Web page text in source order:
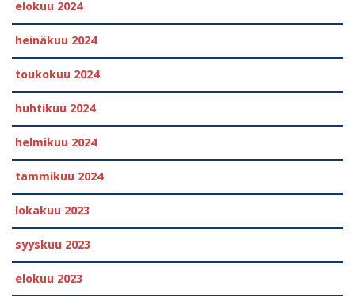
elokuu 2024
heinäkuu 2024
toukokuu 2024
huhtikuu 2024
helmikuu 2024
tammikuu 2024
lokakuu 2023
syyskuu 2023
elokuu 2023